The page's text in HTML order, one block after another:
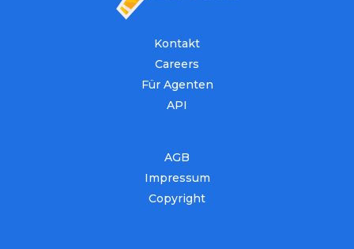
Kontakt
Careers
Für Agenten
API
AGB
Impressum
Copyright